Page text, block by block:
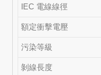
IEC 電線線徑
額定衝擊電壓
污染等級
剝線長度